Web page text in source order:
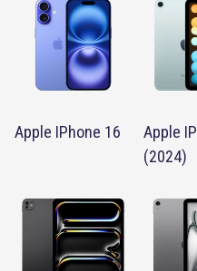
Apple IPhone 16
Apple
(2024)